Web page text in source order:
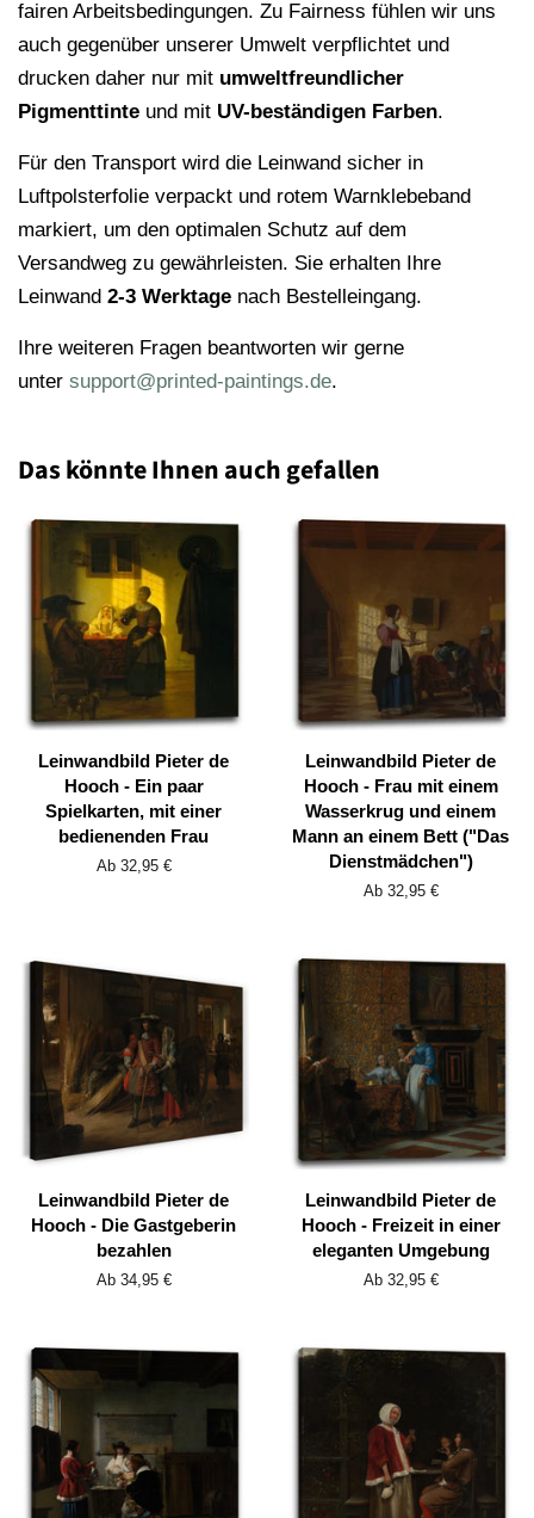
fairen Arbeitsbedingungen. Zu Fairness fühlen wir uns
auch gegenüber unserer Umwelt verpflichtet und
drucken daher nur mit umweltfreundlicher
Pigmenttinte und mit UV-beständigen Farben.
Für den Transport wird die Leinwand sicher in
Luftpolsterfolie verpackt und rotem Warnklebeband
markiert, um den optimalen Schutz auf dem
Versandweg zu gewährleisten. Sie erhalten Ihre
Leinwand 2-3 Werktage nach Bestelleingang.
Ihre weiteren Fragen beantworten wir gerne
unter support@printed-paintings.de.
Das könnte Ihnen auch gefallen
Leinwandbild Pieter de
Hooch - Ein paar
Spielkarten, mit einer
bedienenden Frau
Ab 32,95 €
Leinwandbild Pieter de
Hooch - Frau mit einem
Wasserkrug und einem
Mann an einem Bett ("Das
Dienstmädchen")
Ab 32,95 €
Leinwandbild Pieter de
Hooch - Die Gastgeberin
bezahlen
Ab 34,95 €
Leinwandbild Pieter de
Hooch - Freizeit in einer
eleganten Umgebung
Ab 32,95 €